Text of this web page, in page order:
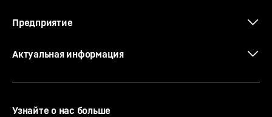
Предприятие
Актуальная информация
Узнайте о нас больше